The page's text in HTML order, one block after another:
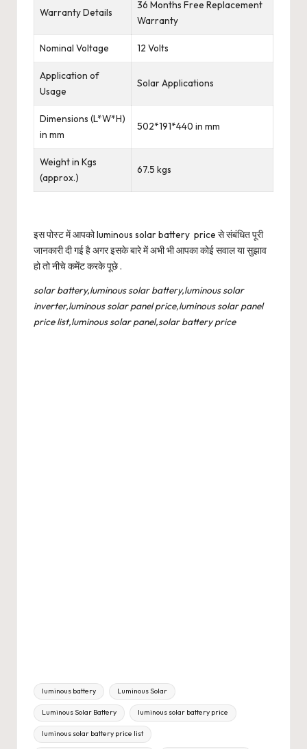
Warranty Details
36 Months Free Replacement
Warranty
Nominal Voltage 12 Volts
Application of
Usage
Solar Applications
Dimensions (L*W*H)
in mm
502*191*440 in mm
Weight in Kgs
(approx.)
67.5 kgs
इस पोस्ट में आपको luminous solar battery price से संबंधित पूरी
जानकारी दी गई है अगर इसके बारे में अभी भी आपका कोई सवाल या सुझाव
हो तो नीचे कमेंट करके पूछे .
solar battery,luminous solar battery,luminous solar
inverter,luminous solar panel price,luminous solar panel
price list,luminous solar panel,solar battery price
Tags:
luminous battery Luminous Solar
Luminous Solar Battery luminous solar battery price
luminous solar battery price list